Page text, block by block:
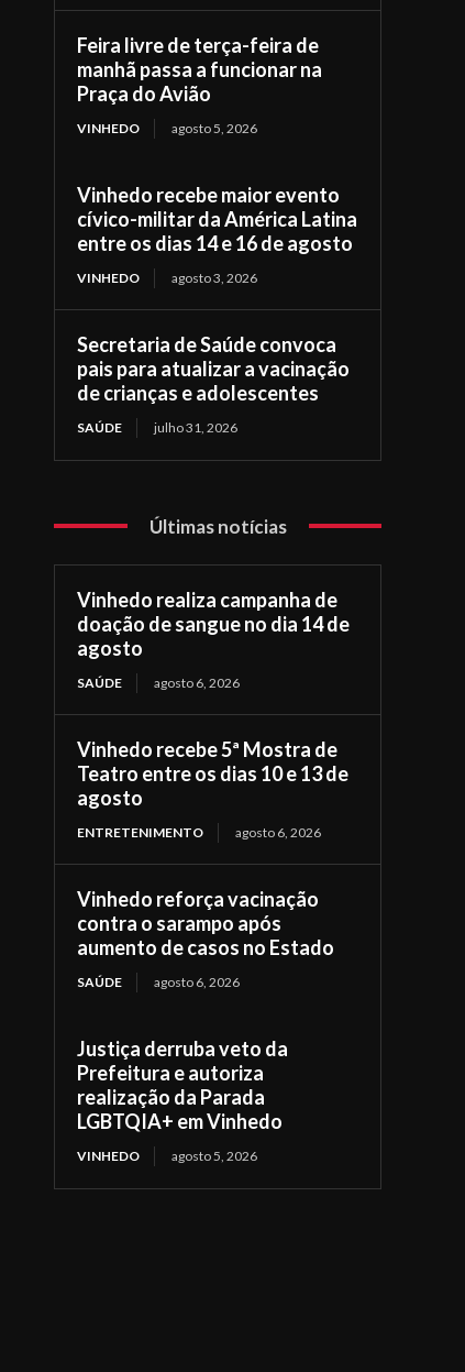
Feira livre de terça-feira de
manhã passa a funcionar na
Praça do Avião
VINHEDO agosto 5, 2026
Vinhedo recebe maior evento
cívico-militar da América Latina
entre os dias 14 e 16 de agosto
VINHEDO agosto 3, 2026
Secretaria de Saúde convoca
pais para atualizar a vacinação
de crianças e adolescentes
SAÚDE julho 31, 2026
Últimas notícias
Vinhedo realiza campanha de
doação de sangue no dia 14 de
agosto
SAÚDE agosto 6, 2026
Vinhedo recebe 5ª Mostra de
Teatro entre os dias 10 e 13 de
agosto
ENTRETENIMENTO agosto 6, 2026
Vinhedo reforça vacinação
contra o sarampo após
aumento de casos no Estado
SAÚDE agosto 6, 2026
Justiça derruba veto da
Prefeitura e autoriza
realização da Parada
LGBTQIA+ em Vinhedo
VINHEDO agosto 5, 2026